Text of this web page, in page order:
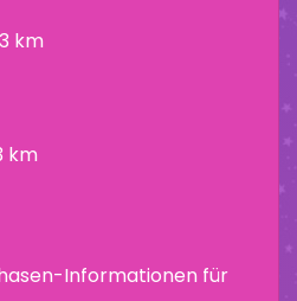
km
km
Informationen für